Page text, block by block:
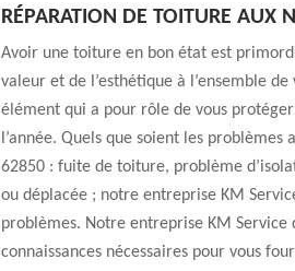
RÉPARATION DE TOITURE AUX
Avoir une toiture en bon état est
valeur et de l’esthétique à l’ensemble
élément qui a pour rôle de vous
l’année. Quels que soient les
62850 : fuite de toiture, problème
ou déplacée ; notre entreprise KM
problèmes. Notre entreprise KM Service
connaissances nécessaires pour vous